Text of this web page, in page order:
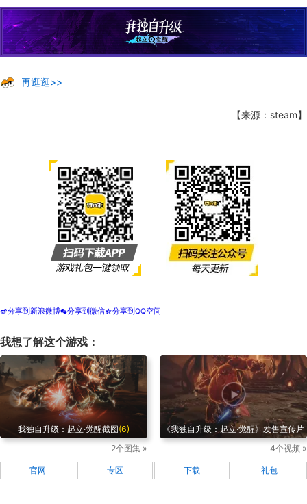
再逛逛>>
【来源：steam】
t分享到新浪微博w分享到微信z分享到QQ空间
我想了解这个游戏：
我独自升级：起立·觉醒截图(6)
2个图集 »
《我独自升级：起立·觉醒》发售宣传片
4个视频 »
官网 专区 下载 礼包